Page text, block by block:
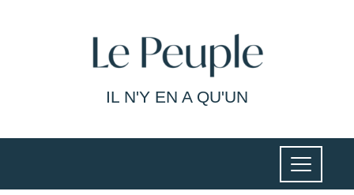
IL N'Y EN A QU'UN